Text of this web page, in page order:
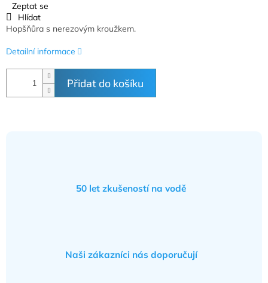
Přidat do košíku
Hopšňůra s nerezovým kroužkem.
Detailní informace
Zeptat se
Hlídat
50 let zkušeností na vodě
Naši zákazníci nás doporučují